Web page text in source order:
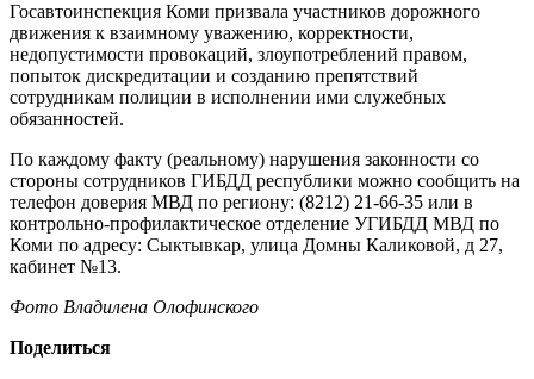
Госавтоинспекция Коми призвала участников дорожного
движения к взаимному уважению, корректности,
недопустимости провокаций, злоупотреблений правом,
попыток дискредитации и созданию препятствий
сотрудникам полиции в исполнении ими служебных
обязанностей.
По каждому факту (реальному) нарушения законности со
стороны сотрудников ГИБДД республики можно сообщить на
телефон доверия МВД по региону: (8212) 21-66-35 или в
контрольно-профилактическое отделение УГИБДД МВД по
Коми по адресу: Сыктывкар, улица Домны Каликовой, д 27,
кабинет №13.
Фото Владилена Олофинского
Поделиться